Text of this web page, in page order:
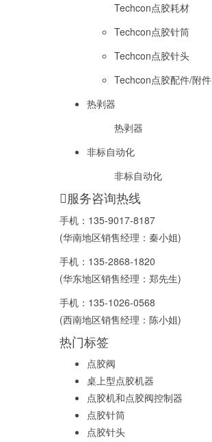
Techcon点胶耗材
Techcon点胶针筒
Techcon点胶针头
Techcon点胶配件/附件
热剥器
热剥器
非标自动化
非标自动化
服务咨询热线
手机： 135-9017-8187
(华南地区销售经理：秦小姐)
手机： 135-2868-1820
(华东地区销售经理：郑先生)
手机： 135-1026-0568
(西南地区销售经理：陈小姐)
热门标签
点胶阀
桌上型点胶机器
点胶机和点胶阀控制器
点胶针筒
点胶针头